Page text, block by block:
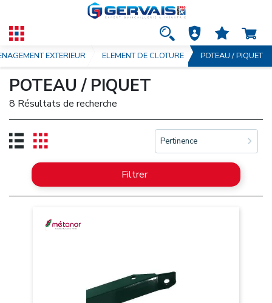
EXTERIEUR ELEMENT DE CLOTURE POTEAU / PIQUET
POTEAU / PIQUET
8 Résultats de recherche
Pertinence
Filtrer